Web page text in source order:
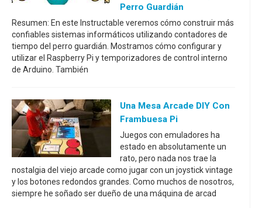
Perro Guardián
Resumen: En este Instructable veremos cómo construir más
confiables sistemas informáticos utilizando contadores de
tiempo del perro guardián. Mostramos cómo configurar y
utilizar el Raspberry Pi y temporizadores de control interno
de Arduino. También
Una Mesa Arcade DIY Con
Frambuesa Pi
Juegos con emuladores ha
estado en absolutamente un
rato, pero nada nos trae la
nostalgia del viejo arcade como jugar con un joystick vintage
y los botones redondos grandes. Como muchos de nosotros,
siempre he soñado ser dueño de una máquina de arcad